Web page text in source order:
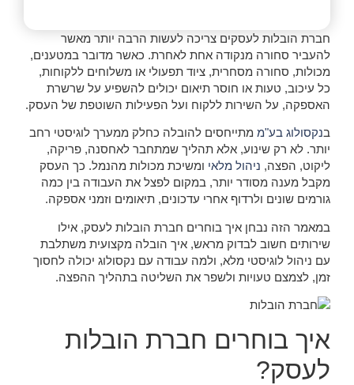
חברת הובלות לעסקים צריכה לעשות הרבה יותר מאשר
להעביר סחורה מנקודה אחת לאחרת. כאשר מדובר במטענים,
מכולות, סחורה מסחרית, ציוד תפעולי או משלוחים ללקוחות,
כל עיכוב, טעות או חוסר תיאום יכולים להשפיע על שרשרת
האספקה, על השירות ללקוח ועל הפעילות השוטפת של העסק.
בנקסולוג בע"מ מתייחסים להובלה כחלק ממערך לוגיסטי רחב
יותר. לא רק שינוע, אלא תהליך שמתחבר לאחסנה, פריקה,
ליקוט, הפצה, ניהול מלאי ומשיכת מכולות מהנמל. כך העסק
מקבל מענה מסודר יותר, במקום לפצל את העבודה בין כמה
גורמים שונים ולרדוף אחרי עדכונים, תיאומים וזמני אספקה.
במאמר הזה נבחן איך בוחרים חברת הובלות לעסק, אילו
שירותים חשוב לבדוק מראש, איך הובלה מקצועית משתלבת
עם ניהול לוגיסטי מלא, ולמה עבודה עם נקסולוג יכולה לחסוך
זמן, לצמצם טעויות ולשפר את השליטה בתהליך ההפצה.
איך בוחרים חברת הובלות
לעסק?